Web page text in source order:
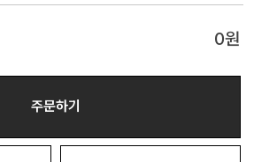
0원
주문하기